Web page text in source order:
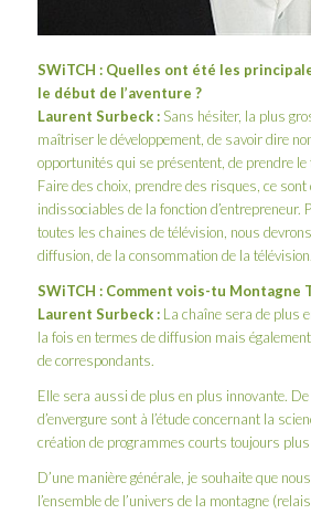
SWiTCH : Quelles ont été les
le début de l’aventure ?
Laurent Surbeck : Sans hésiter, la plus
maîtriser le développement, de savoir dire
opportunités qui se présentent, de prendre le
Faire des choix, prendre des risques, ce sont
indissociables de la fonction d’entrepreneur.
toutes les chaines de télévision, nous
diffusion, de la consommation de la télévision.
SWiTCH : Comment vois-tu Montagne
Laurent Surbeck : La chaîne sera de plus
la fois en termes de diffusion mais
de correspondants.
Elle sera aussi de plus en plus innovante.
d’envergure sont à l’étude concernant la
création de programmes courts toujours
D’une manière générale, je souhaite que
l’ensemble de l’univers de la montagne